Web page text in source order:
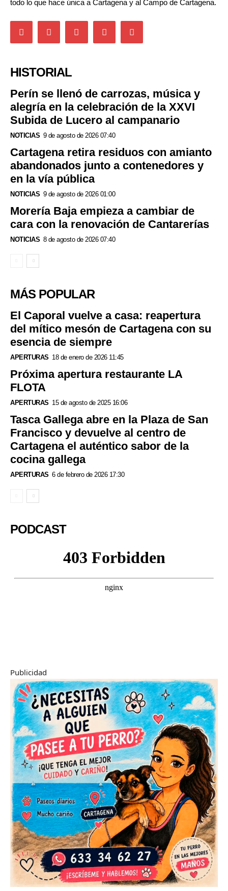
todo lo que hace única a Cartagena y al Campo de Cartagena.
HISTORIAL
Perín se llenó de carrozas, música y
alegría en la celebración de la XXVI
Subida de Lucero al campanario
NOTICIAS 9 de agosto de 2026 07:40
Cartagena retira residuos con amianto
abandonados junto a contenedores y
en la vía pública
NOTICIAS 9 de agosto de 2026 01:00
Morería Baja empieza a cambiar de
cara con la renovación de Cantarerías
NOTICIAS 8 de agosto de 2026 07:40
MÁS POPULAR
El Caporal vuelve a casa: reapertura
del mítico mesón de Cartagena con su
esencia de siempre
APERTURAS 18 de enero de 2026 11:45
Próxima apertura restaurante LA
FLOTA
APERTURAS 15 de agosto de 2025 16:06
Tasca Gallega abre en la Plaza de San
Francisco y devuelve al centro de
Cartagena el auténtico sabor de la
cocina gallega
APERTURAS 6 de febrero de 2026 17:30
PODCAST
Publicidad